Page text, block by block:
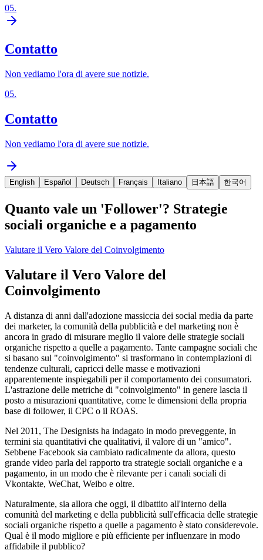
05.
Contatto
Non vediamo l'ora di avere sue notizie.
05.
Contatto
Non vediamo l'ora di avere sue notizie.
English Español Deutsch Français Italiano 日本語 한국어
Quanto vale un 'Follower'? Strategie
sociali organiche e a pagamento
Valutare il Vero Valore del Coinvolgimento
Valutare il Vero Valore del
Coinvolgimento
A distanza di anni dall'adozione massiccia dei social media da parte
dei marketer, la comunità della pubblicità e del marketing non è
ancora in grado di misurare meglio il valore delle strategie sociali
organiche rispetto a quelle a pagamento. Tante campagne sociali che
si basano sul "coinvolgimento" si trasformano in contemplazioni di
tendenze culturali, capricci delle masse e motivazioni
apparentemente inspiegabili per il comportamento dei consumatori.
L'astrazione delle metriche di "coinvolgimento" in genere lascia il
posto a misurazioni quantitative, come le dimensioni della propria
base di follower, il CPC o il ROAS.
Nel 2011, The Designists ha indagato in modo preveggente, in
termini sia quantitativi che qualitativi, il valore di un "amico".
Sebbene Facebook sia cambiato radicalmente da allora, questo
grande video parla del rapporto tra strategie sociali organiche e a
pagamento, in un modo che è rilevante per i canali sociali di
Vkontakte, WeChat, Weibo e oltre.
Naturalmente, sia allora che oggi, il dibattito all'interno della
comunità del marketing e della pubblicità sull'efficacia delle strategie
sociali organiche rispetto a quelle a pagamento è stato considerevole.
Qual è il modo migliore e più efficiente per influenzare in modo
affidabile il pubblico?